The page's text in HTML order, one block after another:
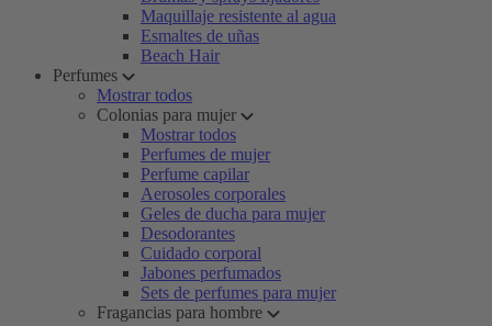
Maquillaje resistente al agua
Esmaltes de uñas
Beach Hair
Perfumes
Mostrar todos
Colonias para mujer
Mostrar todos
Perfumes de mujer
Perfume capilar
Aerosoles corporales
Geles de ducha para mujer
Desodorantes
Cuidado corporal
Jabones perfumados
Sets de perfumes para mujer
Fragancias para hombre